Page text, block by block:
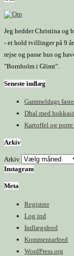
Jeg hedder Christina og
- et hold tvillinger på 9
rejse og passe hus og
"Bornholm i Glimt".
Seneste indlæg
Gammeldags
Dhal med
Kartoffel og porre
Arkiv
Arkiv
Instagram
Meta
Registrer
Log ind
Indlægsfeed
Kommentarfeed
WordPress.org